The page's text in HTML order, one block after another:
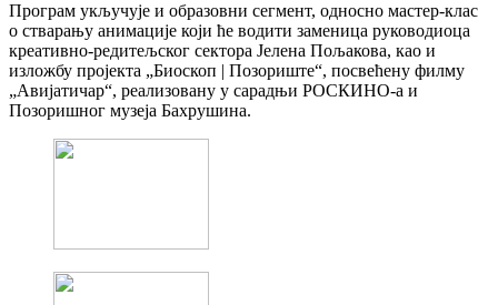
Програм укључује и образовни сегмент, односно мастер-клас
о стварању анимације који ће водити заменица руководиоца
креативно-редитељског сектора Јелена Пољакова, као и
изложбу пројекта „Биоскоп | Позориште“, посвећену филму
„Авијатичар“, реализовану у сарадњи РОСКИНО-а и
Позоришног музеја Бахрушина.